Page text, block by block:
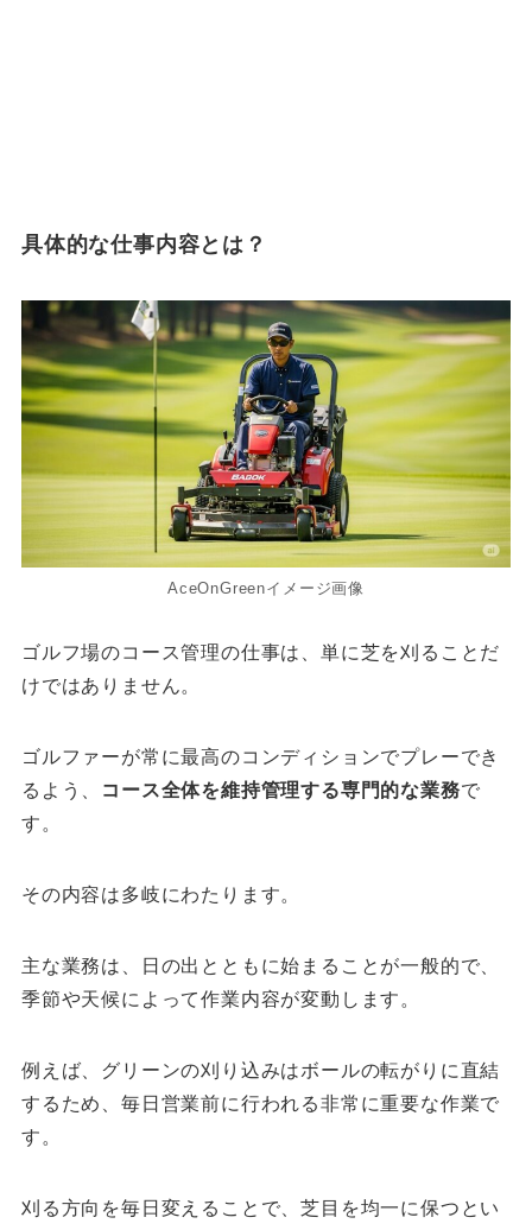
具体的な仕事内容とは？
AceOnGreenイメージ画像
ゴルフ場のコース管理の仕事は、単に芝を刈ることだ
けではありません。
ゴルファーが常に最高のコンディションでプレーでき
るよう、
コース全体を維持管理する専門的な業務で
す。
その内容は多岐にわたります。
主な業務は、日の出とともに始まることが一般的で、
季節や天候によって作業内容が変動します。
例えば、グリーンの刈り込みはボールの転がりに直結
するため、毎日営業前に行われる非常に重要な作業で
す。
刈る方向を毎日変えることで、芝目を均一に保つとい